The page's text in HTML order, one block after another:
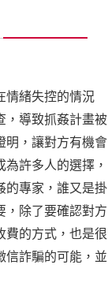
情緒失控的情況
，導致抓姦計畫被
明，讓對方有機會
許多人的選擇，
的專家，誰又是掛
，除了要確認對方
費的方式，也是很
信詐騙的可能，並